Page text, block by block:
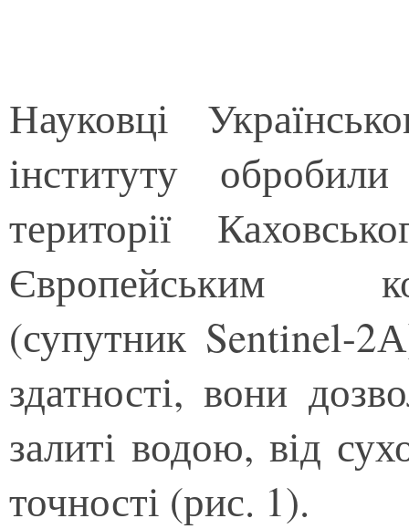
Науковці
інституту
території
Європейським
(супутник Sentinel-
здатності, вони
залиті водою, від
точності (рис. 1).